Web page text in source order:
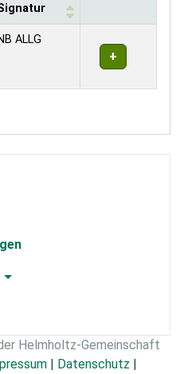
ALLG
Helmholtz-Gemeinschaft
| Datenschutz |